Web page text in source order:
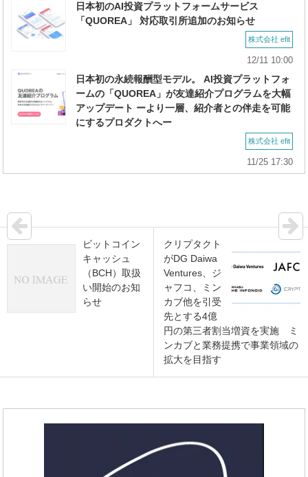
日本初のAI投資プラットフォームサービス
「QUOREA」 対応取引所追加のお知らせ
株式会社 efit
12/11 10:00
日本初の永続報酬型モデル。 AI投資プラットフォ
ームの「QUOREA」が友達紹介プログラムを大幅
アップデート ーより一層、紹介者との伴走を可能
にするプロダクトへー
株式会社 efit
11/25 17:30
ビットコイン
キャッシュ
（BCH）取扱
い開始のお知
らせ
クリプタクト
がDG Daiwa
Ventures、ジ
ャフコ、ミン
カブ他を引受
先とする4億
円の第三者割当増資を実施 ミ
ンカブと業務提携で事業領域の
拡大を目指す